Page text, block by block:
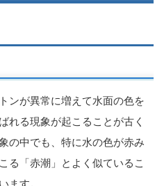
ンが異常に増えて水面の色を
れる現象が起こることが古く
の中でも、特に水の色が赤み
る「赤潮」とよく似ているこ
ます。